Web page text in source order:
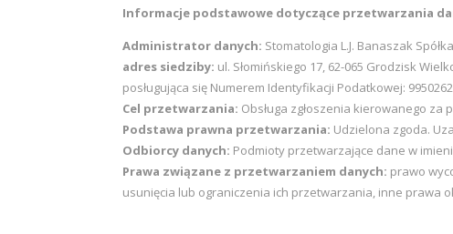
Informacje podstawowe dotyczące przetwarzania
Administrator danych: Stomatologia L.J. Banaszak
adres siedziby: ul. Słomińskiego 17, 62-065 Grodzisk
posługująca się Numerem Identyfikacji Podatkowej:
Cel przetwarzania: Obsługa zgłoszenia kierowanego
Podstawa prawna przetwarzania: Udzielona zgoda.
Odbiorcy danych: Podmioty przetwarzające dane w
Prawa związane z przetwarzaniem danych: prawo
usunięcia lub ograniczenia ich przetwarzania, inne prawa